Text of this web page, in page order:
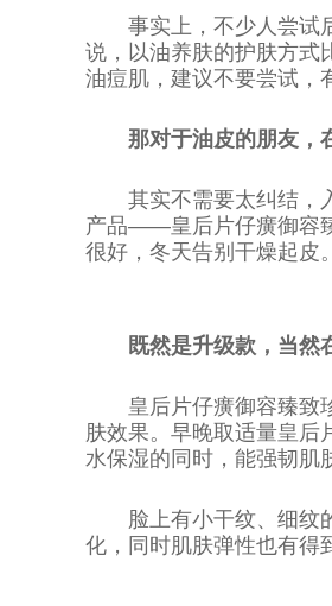
事实上，不少人尝试
说，以油养肤的护肤方式
油痘肌，建议不要尝试，
那对于油皮的朋友，
其实不需要太纠结，
产品——皇后片仔癀御容
很好，冬天告别干燥起皮。
既然是升级款，当然
皇后片仔癀御容臻致
肤效果。早晚取适量皇后
水保湿的同时，能强韧肌
脸上有小干纹、细纹
化，同时肌肤弹性也有得